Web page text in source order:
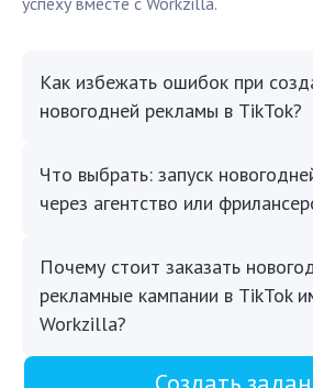
Как избежать ошибок при
новогодней рекламы в TikTok?
Что выбрать: запуск
через агентство или
Почему стоит заказать
рекламные кампании в TikTok
Workzilla?